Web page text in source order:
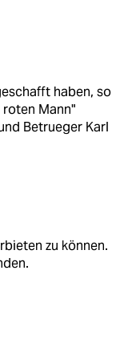
haben, so
Mann"
Betrueger Karl
zu können.